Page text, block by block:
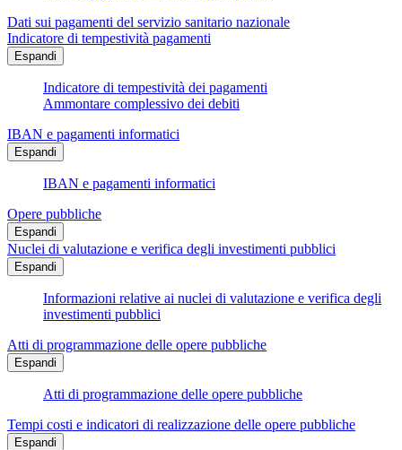
Dati sui pagamenti del servizio sanitario nazionale
Indicatore di tempestività pagamenti
Espandi
Indicatore di tempestività dei pagamenti
Ammontare complessivo dei debiti
IBAN e pagamenti informatici
Espandi
IBAN e pagamenti informatici
Opere pubbliche
Espandi
Nuclei di valutazione e verifica degli investimenti pubblici
Espandi
Informazioni relative ai nuclei di valutazione e verifica degli
investimenti pubblici
Atti di programmazione delle opere pubbliche
Espandi
Atti di programmazione delle opere pubbliche
Tempi costi e indicatori di realizzazione delle opere pubbliche
Espandi